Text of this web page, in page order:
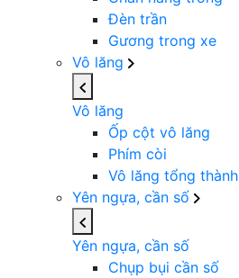
Đèn trần
Gương trong xe
Vô lăng
Vô lăng
Ốp cột vô lăng
Phím còi
Vô lăng tổng thành
Yên ngựa, cần số
Yên ngựa, cần số
Chụp bụi cần số